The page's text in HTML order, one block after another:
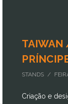
TAIWAN
STANDS /
Criação e